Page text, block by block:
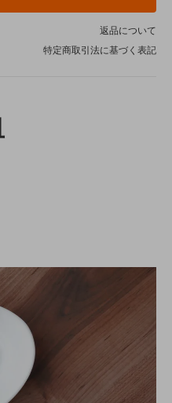
返品について
特定商取引法に基づく表記